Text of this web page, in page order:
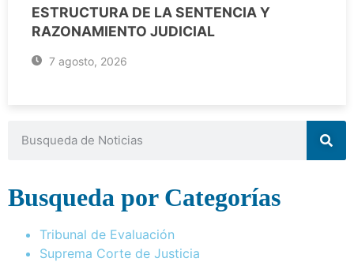
ESTRUCTURA DE LA SENTENCIA Y
RAZONAMIENTO JUDICIAL
7 agosto, 2026
Busqueda por Categorías
Tribunal de Evaluación
Suprema Corte de Justicia